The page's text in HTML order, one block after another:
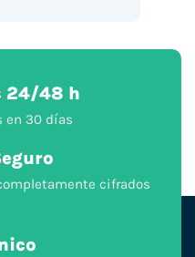
24/48 h
en 30 días
cifrados